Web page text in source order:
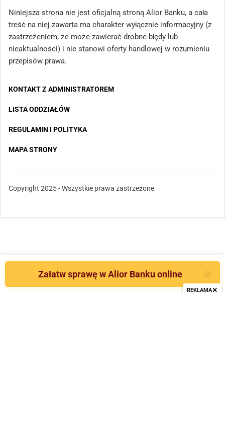
Niniejsza strona nie jest oficjalną stroną Alior Banku, a cała
treść na niej zawarta ma charakter wyłącznie informacyjny (z
zastrzeżeniem, że może zawierać drobne błędy lub
nieaktualności) i nie stanowi oferty handlowej w rozumieniu
przepisów prawa.
KONTAKT Z ADMINISTRATOREM
LISTA ODDZIAŁÓW
REGULAMIN I POLITYKA
MAPA STRONY
Copyright 2025 - Wszystkie prawa zastrzeżone
REKLAMA✕
Załatw sprawę w Alior Banku online